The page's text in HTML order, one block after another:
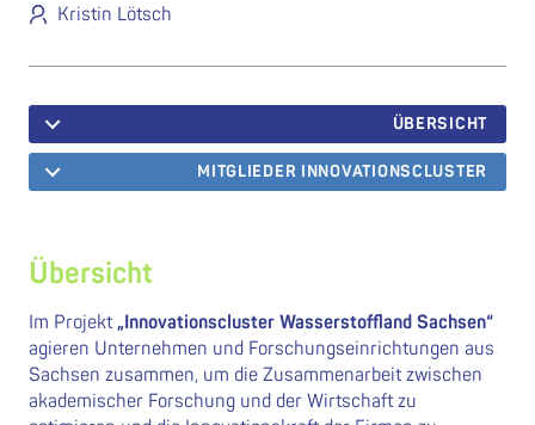
Kristin Lötsch
ÜBERSICHT
MITGLIEDER INNOVATIONSCLUSTER
Übersicht
Im Projekt „Innovationscluster Wasserstoffland Sachsen“
agieren Unternehmen und Forschungseinrichtungen aus
Sachsen zusammen, um die Zusammenarbeit zwischen
akademischer Forschung und der Wirtschaft zu